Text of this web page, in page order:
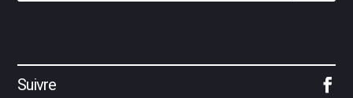
Suivre